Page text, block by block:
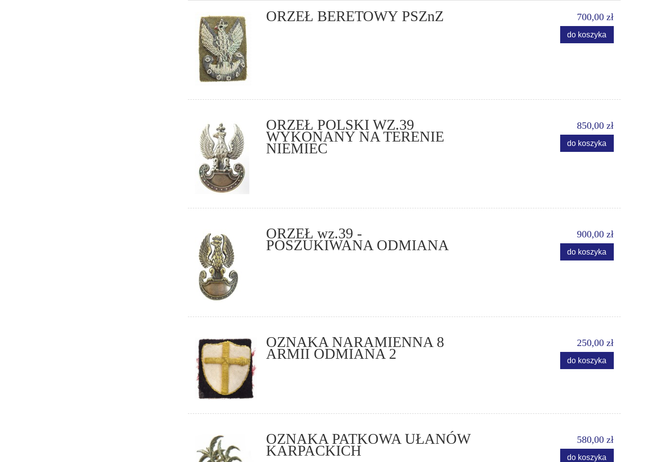
ORZEŁ BERETOWY PSZnZ
700,00 zł
do koszyka
ORZEŁ POLSKI WZ.39
WYKONANY NA TERENIE
NIEMIEC
850,00 zł
do koszyka
ORZEŁ wz.39 -
POSZUKIWANA ODMIANA
900,00 zł
do koszyka
OZNAKA NARAMIENNA 8
ARMII ODMIANA 2
250,00 zł
do koszyka
OZNAKA PATKOWA UŁANÓW
KARPACKICH
580,00 zł
do koszyka